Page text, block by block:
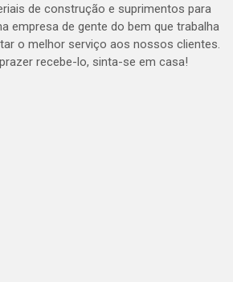
de construção e suprimentos para
empresa de gente do bem que trabalha
o melhor serviço aos nossos clientes.
recebe-lo, sinta-se em casa!